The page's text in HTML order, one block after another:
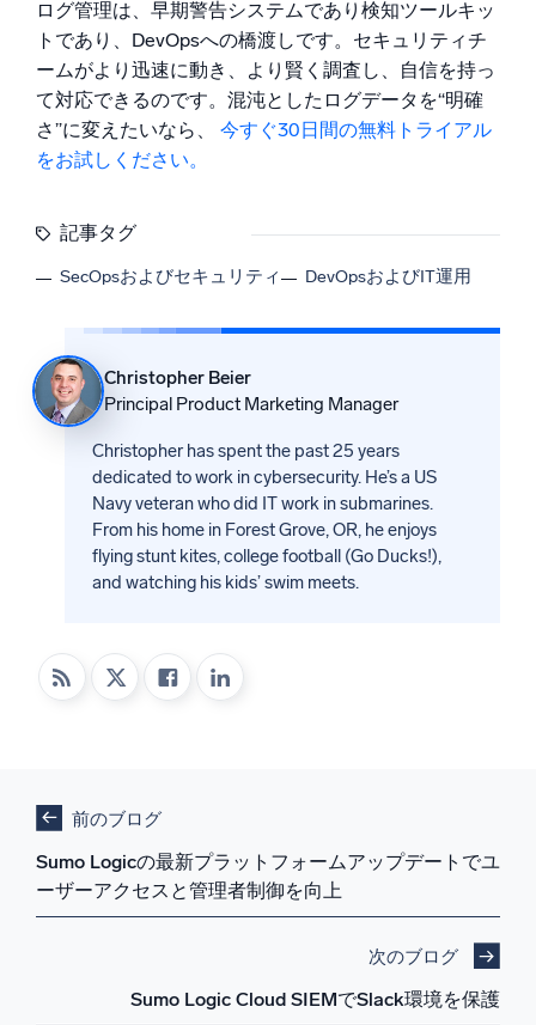
ログ管理は、早期警告システムであり検知ツールキッ
トであり、DevOpsへの橋渡しです。セキュリティチ
ームがより迅速に動き、より賢く調査し、自信を持っ
て対応できるのです。混沌としたログデータを“明確
さ”に変えたいなら、 今すぐ30日間の無料トライアル
をお試しください。
記事タグ
SecOpsおよびセキュリティ DevOpsおよびIT運用
Christopher Beier
Principal Product Marketing Manager
Christopher has spent the past 25 years
dedicated to work in cybersecurity. He’s a US
Navy veteran who did IT work in submarines.
From his home in Forest Grove, OR, he enjoys
flying stunt kites, college football (Go Ducks!),
and watching his kids’ swim meets.
前のブログ
Sumo Logicの最新プラットフォームアップデートでユ
ーザーアクセスと管理者制御を向上
次のブログ
Sumo Logic Cloud SIEMでSlack環境を保護